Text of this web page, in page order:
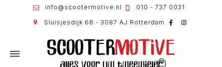
info@scootermotive.nl 010 - 737 0031
Sluisjesdijk 68 - 3087 AJ Rotterdam